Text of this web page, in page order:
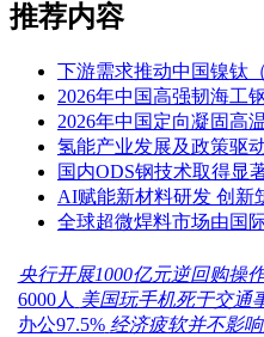
推荐内容
下游需求推动中国镍钛
2026年中国高强韧海工
2026年中国定向凝固高
氢能产业发展及政策驱
国内ODS钢技术取得显
AI赋能新材料研发 创新
全球超微焊料市场由国
央行开展1000亿元逆回购操
6000人 美国玩手机死于交通
办公97.5% 经济疲软并不影